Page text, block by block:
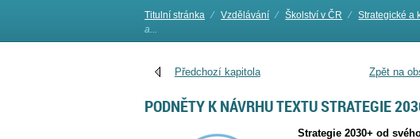
Titulní stránka ⁄ Vzdělávání ⁄ Školství v ČR ⁄ Strategické a
a...
Předchozí kapitola Zpět na
PODNĚTY K NÁVRHU TEXTU STRATEGIE
Strategie 2030+ od